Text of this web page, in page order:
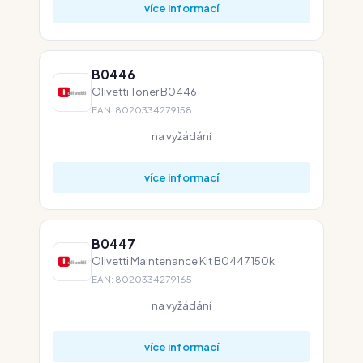
více informací
B0446
Olivetti Toner B0446
EAN: 8020334279158
na vyžádání
více informací
B0447
Olivetti Maintenance Kit B0447 150k
EAN: 8020334279165
na vyžádání
více informací